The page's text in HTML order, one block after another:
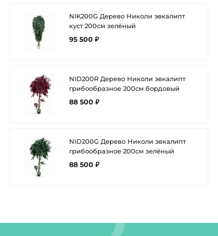
NIK200G Дерево Николи эвкалипт
куст 200см зелёный
95 500 ₽
NID200R Дерево Николи эвкалипт
грибообразное 200см бордовый
88 500 ₽
NID200G Дерево Николи эвкалипт
грибообразное 200см зелёный
88 500 ₽